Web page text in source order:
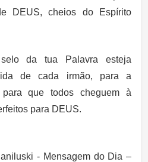
DEUS, cheios do Espírito
da tua Palavra esteja
de cada irmão, para a
que todos cheguem à
para DEUS.
- Mensagem do Dia –